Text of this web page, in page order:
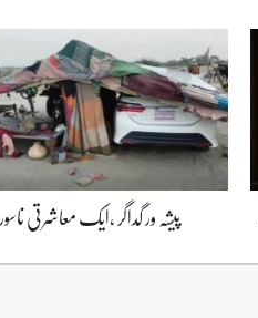
پیشہ ور گداگر ،ایک معاشرتی ناسور